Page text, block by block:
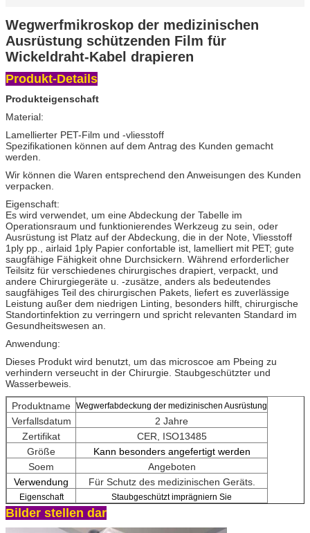
Wegwerfmikroskop der medizinischen
Ausrüstung schützenden Film für
Wickeldraht-Kabel drapieren
Produkt-Details
Produkteigenschaft
Material:
Lamellierter PET-Film und -vliesstoff
Spezifikationen können auf dem Antrag des Kunden gemacht
werden.
Wir können die Waren entsprechend den Anweisungen des Kunden
verpacken.
Eigenschaft:
Es wird verwendet, um eine Abdeckung der Tabelle im
Operationsraum und funktionierendes Werkzeug zu sein, oder
Ausrüstung ist Platz auf der Abdeckung, die in der Note, Vliesstoff
1ply pp., airlaid 1ply Papier confortable ist, lamelliert mit PET; gute
saugfähige Fähigkeit ohne Durchsickern. Während erforderlicher
Teilsitz für verschiedenes chirurgisches drapiert, verpackt, und
andere Chirurgiegeräte u. -zusätze, anders als bedeutendes
saugfähiges Teil des chirurgischen Pakets, liefert es zuverlässige
Leistung außer dem niedrigen Linting, besonders hilft, chirurgische
Standortinfektion zu verringern und spricht relevanten Standard im
Gesundheitswesen an.
Anwendung:
Dieses Produkt wird benutzt, um das microscoe am Pbeing zu
verhindern verseucht in der Chirurgie. Staubgeschützter und
Wasserbeweis.
Produktname Wegwerfabdeckung der medizinischen Ausrüstung
Verfallsdatum
2 Jahre
Zertifikat
CER, ISO13485
Größe
Kann besonders angefertigt werden
Soem
Angeboten
Verwendung
Für Schutz des medizinischen Geräts.
Eigenschaft Staubgeschützt imprägniern Sie
Bilder stellen dar